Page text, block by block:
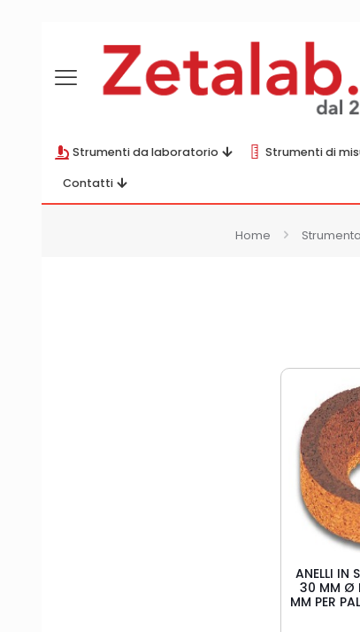
Strumenti da laboratorio Strumenti di
Contatti
Home
ANELLI IN
30 MM Ø
MM PER